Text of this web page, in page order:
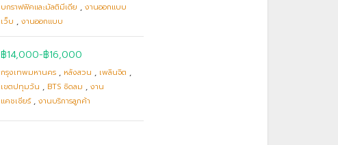
บกราฟฟิคและมัลติมีเดีย ,งานออกแบบ
เว็บ ,งานออกแบบ
฿14,000-฿16,000
กรุงเทพมหานคร , หลังสวน , เพลินจิต ,
เขตปทุมวัน , BTS ชิดลม ,งาน
แคชเชียร์,งานบริการลูกค้า